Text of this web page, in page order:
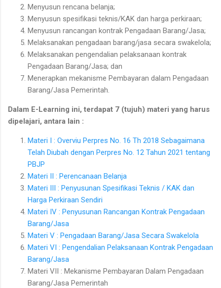
Menyusun rencana belanja;
Menyusun spesifikasi teknis/KAK dan harga perkiraan;
Menyusun rancangan kontrak Pengadaan Barang/Jasa;
Melaksanakan pengadaan barang/jasa secara swakelola;
Melaksanakan pengendalian pelaksanaan kontrak
Pengadaan Barang/Jasa; dan
Menerapkan mekanisme Pembayaran dalam Pengadaan
Barang/Jasa Pemerintah.
Dalam E-Learning ini, terdapat 7 (tujuh) materi yang harus
dipelajari, antara lain :
Materi I : Overviu Perpres No. 16 Th 2018 Sebagaimana
Telah Diubah dengan Perpres No. 12 Tahun 2021 tentang
PBJP
Materi II : Perencanaan Belanja
Materi III : Penyusunan Spesifikasi Teknis / KAK dan
Harga Perkiraan Sendiri
Materi IV : Penyusunan Rancangan Kontrak Pengadaan
Barang/Jasa
Materi V : Pengadaan Barang/Jasa Secara Swakelola
Materi VI : Pengendalian Pelaksanaan Kontrak Pengadaan
Barang/Jasa
Materi VII : Mekanisme Pembayaran Dalam Pengadaan
Barang/Jasa Pemerintah